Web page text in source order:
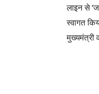
लाइन से
स्वागत
मुख्यमंत्री